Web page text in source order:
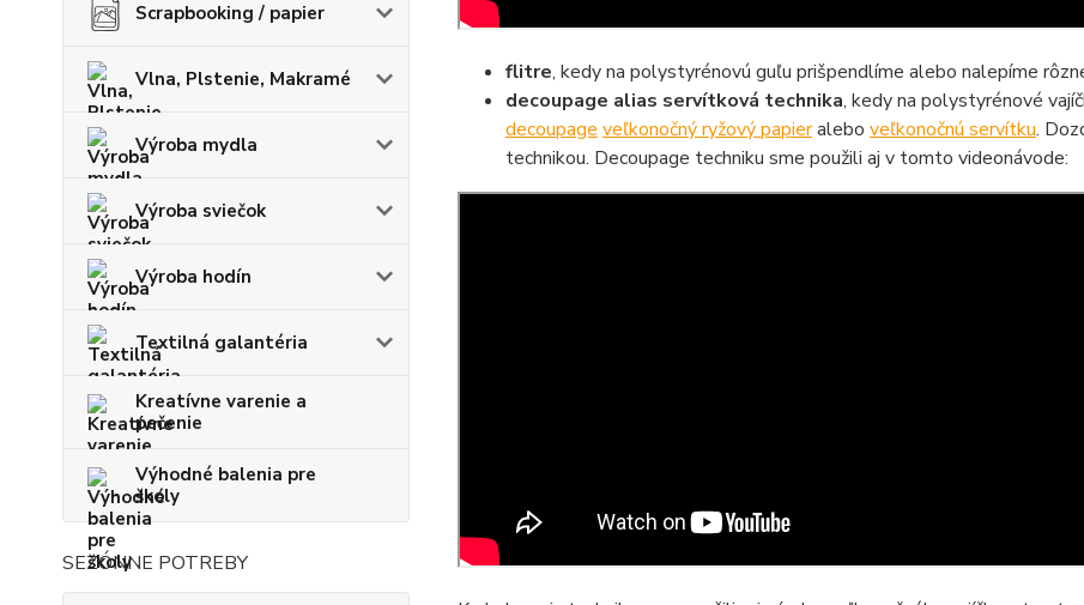
Scrapbooking / papier
Vlna, Plstenie, Makramé
Výroba mydla
Výroba sviečok
Výroba hodín
Textilná galantéria
Kreatívne varenie a
pečenie
Výhodné balenia pre
školy
SEZÓNNE POTREBY
flitre, kedy na polystyrénovú guľu prišpendlíme alebo nalepíme
decoupage alias servítková technika, kedy na polystyrénové
decoupage veľkonočný ryžový papieralebo veľkonočnú servítku.
technikou. Decoupage techniku sme použili aj v tomto videonávode: